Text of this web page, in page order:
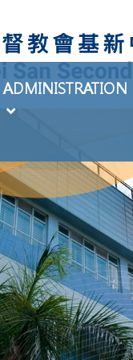
ADMINISTRATION